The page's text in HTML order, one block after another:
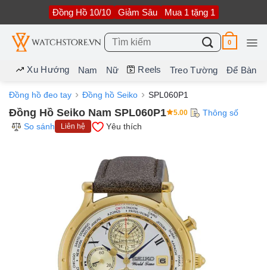
nội
dung
Đồng Hồ 10/10 Giảm Sâu Mua 1 tặng 1
Tìm
kiếm:
0
Xu Hướng Nam Nữ Reels Treo Tường Để Bàn
Đồng hồ đeo tay Đồng hồ Seiko SPL060P1
Đồng Hồ Seiko Nam SPL060P1 5.00
Thông số
So sánh
Liên hệ Yêu thích